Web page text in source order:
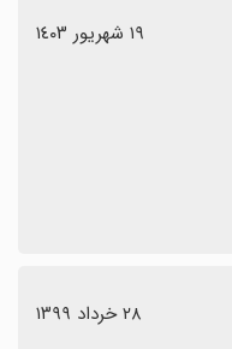
١٩ شهریور ١٤٠٣
٢٨ خرداد ١٣٩٩